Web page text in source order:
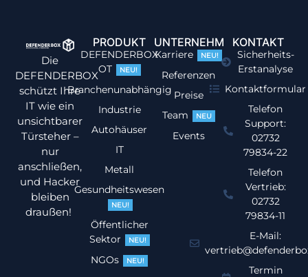
Die
DEFENDERBOX
schützt Ihre
IT wie ein
unsichtbarer
Türsteher –
nur
anschließen,
und Hacker
bleiben
draußen!
PRODUKT
DEFENDERBOX
OT
NEU!
Branchenunabhängig
Industrie
Autohäuser
IT
Metall
Gesundheitswesen
NEU!
Öffentlicher
Sektor
NEU!
NGOs NEU!
UNTERNEHMEN
Karriere NEU!
Referenzen
Preise
Team
NEU
Events
KONTAKT
Sicherheits-
Erstanalyse
Kontaktformular
Telefon
Support:
02732
79834-22
Telefon
Vertrieb:
02732
79834-11
E-Mail:
Termin